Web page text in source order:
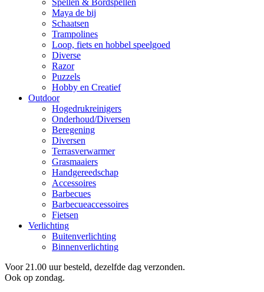
Spellen & Bordspellen
Maya de bij
Schaatsen
Trampolines
Loop, fiets en hobbel speelgoed
Diverse
Razor
Puzzels
Hobby en Creatief
Outdoor
Hogedrukreinigers
Onderhoud/Diversen
Beregening
Diversen
Terrasverwarmer
Grasmaaiers
Handgereedschap
Accessoires
Barbecues
Barbecueaccessoires
Fietsen
Verlichting
Buitenverlichting
Binnenverlichting
Voor 21.00 uur besteld, dezelfde dag verzonden.
Ook op zondag.